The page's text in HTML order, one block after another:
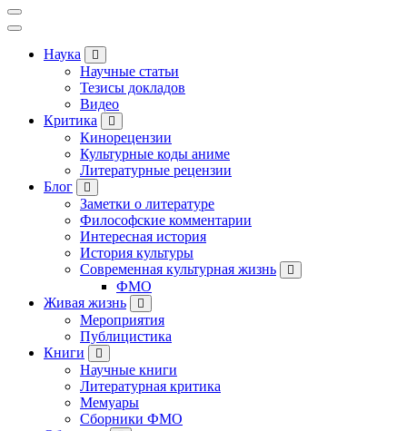
Наука
Научные статьи
Тезисы докладов
Видео
Критика
Кинорецензии
Культурные коды аниме
Литературные рецензии
Блог
Заметки о литературе
Философские комментарии
Интересная история
История культуры
Современная культурная жизнь
ФМО
Живая жизнь
Мероприятия
Публицистика
Книги
Научные книги
Литературная критика
Мемуары
Сборники ФМО